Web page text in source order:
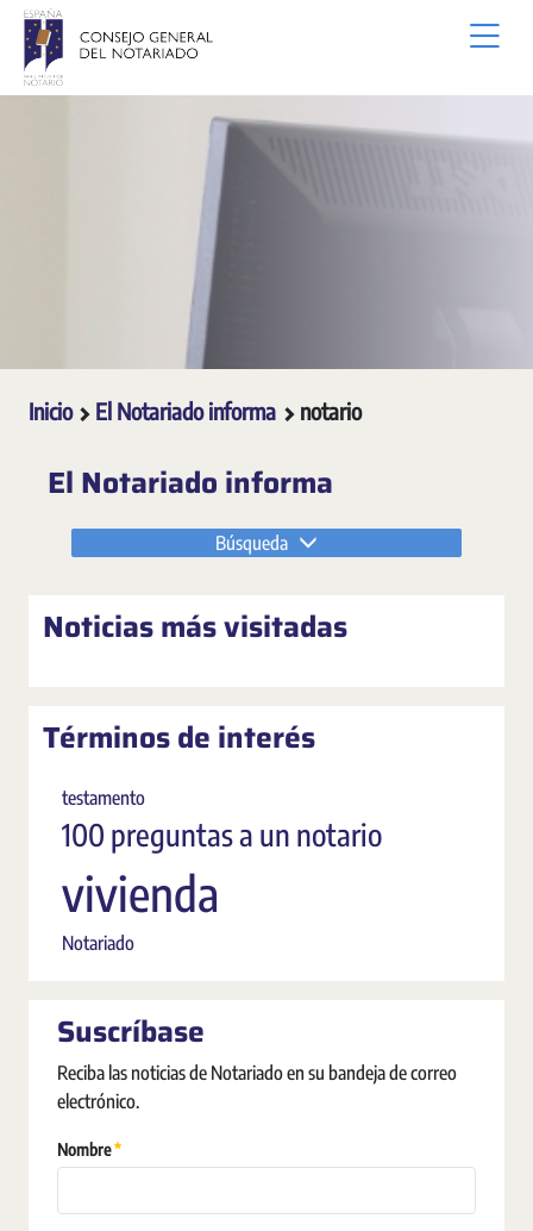
Saltar al contenido principal
Inicio El Notariado informa notario
El Notariado informa
Búsqueda
Noticias más visitadas
Términos de interés
testamento
100 preguntas a un notario
vivienda
Notariado
Suscríbase
Reciba las noticias de Notariado en su bandeja de correo
electrónico.
Nombre Requerido